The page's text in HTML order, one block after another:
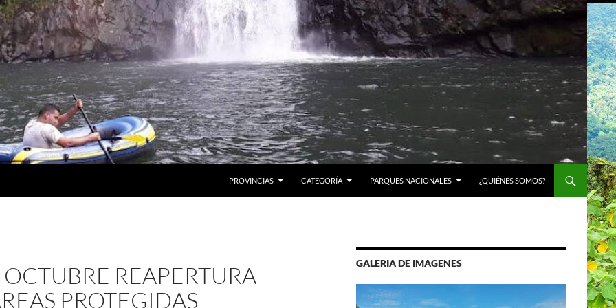
PROVINCIAS CATEGORÍA PARQUES NACIONALES ¿QUIÉNES SOMOS?
REAPERTURA
PROTEGIDAS
GALERIA DE IMAGENES